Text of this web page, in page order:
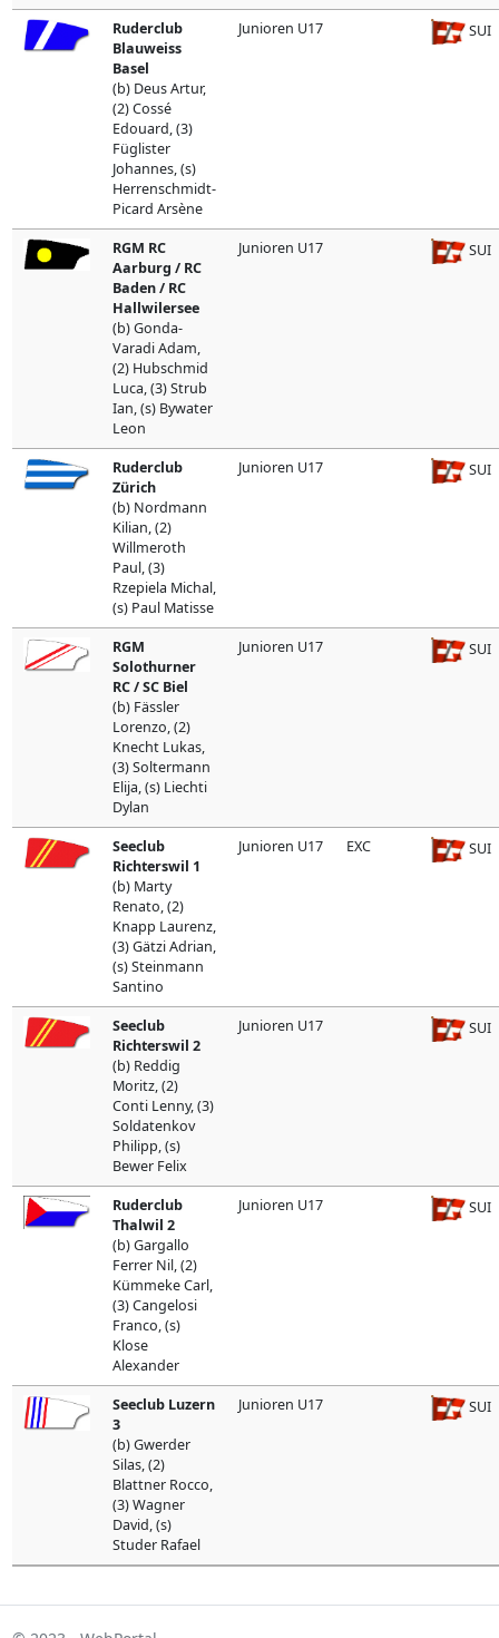
Ruderclub
Blauweiss
Basel
(b) Deus Artur,
(2) Cossé
Edouard, (3)
Füglister
Johannes, (s)
Herrenschmidt-
Picard Arsène
Junioren U17 SUI
RGM RC
Aarburg / RC
Baden / RC
Hallwilersee
(b) Gonda-
Varadi Adam,
(2) Hubschmid
Luca, (3) Strub
Ian, (s) Bywater
Leon
Junioren U17 SUI
Ruderclub
Zürich
(b) Nordmann
Kilian, (2)
Willmeroth
Paul, (3)
Rzepiela Michal,
(s) Paul Matisse
Junioren U17 SUI
RGM
Solothurner
RC / SC Biel
(b) Fässler
Lorenzo, (2)
Knecht Lukas,
(3) Soltermann
Elija, (s) Liechti
Dylan
Junioren U17 SUI
Seeclub
Richterswil 1
(b) Marty
Renato, (2)
Knapp Laurenz,
(3) Gätzi Adrian,
(s) Steinmann
Santino
Junioren U17 EXC SUI
Seeclub
Richterswil 2
(b) Reddig
Moritz, (2)
Conti Lenny, (3)
Soldatenkov
Philipp, (s)
Bewer Felix
Junioren U17 SUI
Ruderclub
Thalwil 2
(b) Gargallo
Ferrer Nil, (2)
Kümmeke Carl,
(3) Cangelosi
Franco, (s)
Klose
Alexander
Junioren U17 SUI
Seeclub Luzern
3
(b) Gwerder
Silas, (2)
Blattner Rocco,
(3) Wagner
David, (s)
Studer Rafael
Junioren U17 SUI